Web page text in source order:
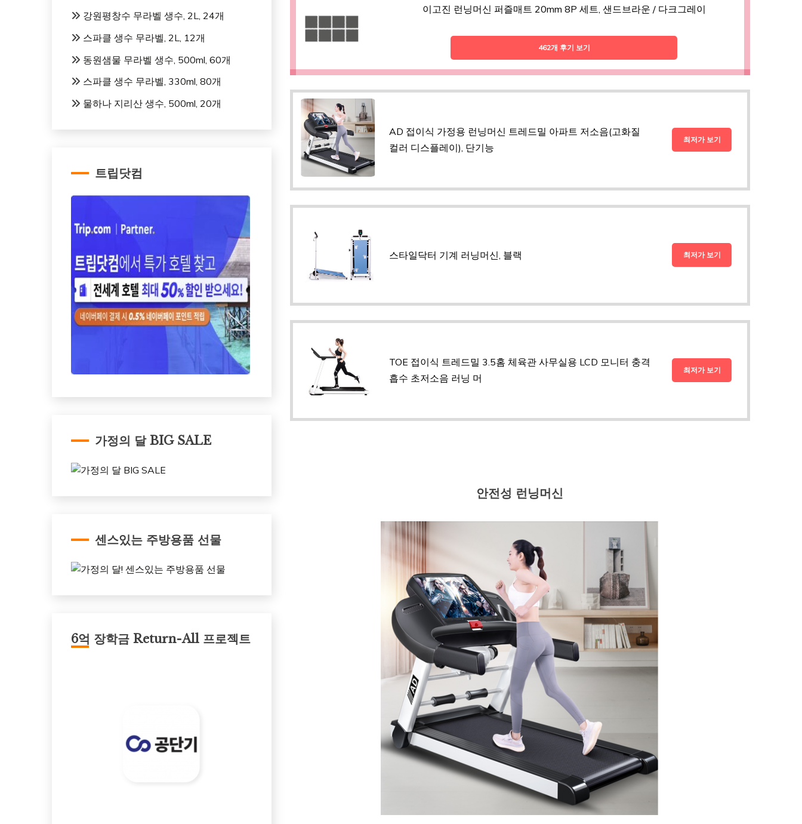
이고진 런닝머신 퍼즐매트 20mm 8P 세트, 샌드브라운 / 다크그레이
462개 후기 보기
AD 접이식 가정용 런닝머신 트레드밀 아파트 저소음(고화질
컬러 디스플레이), 단기능
최저가 보기
스타일닥터 기계 러닝머신, 블랙 최저가 보기
TOE 접이식 트레드밀 3.5홈 체육관 사무실용 LCD 모니터 충격
흡수 초저소음 러닝 머
최저가 보기
안전성 런닝머신
강원평창수 무라벨 생수, 2L, 24개
스파클 생수 무라벨, 2L, 12개
동원샘물 무라벨 생수, 500ml, 60개
스파클 생수 무라벨, 330ml, 80개
물하나 지리산 생수, 500ml, 20개
트립닷컴
가정의 달 BIG SALE
센스있는 주방용품 선물
6억 장학금 Return-All 프로젝트